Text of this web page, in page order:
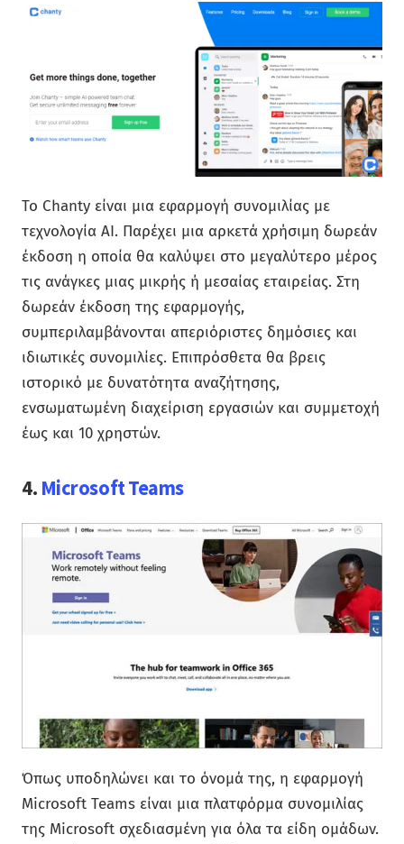
Το Chanty είναι μια εφαρμογή συνομιλίας με
τεχνολογία AI. Παρέχει μια αρκετά χρήσιμη δωρεάν
έκδοση η οποία θα καλύψει στο μεγαλύτερο μέρος
τις ανάγκες μιας μικρής ή μεσαίας εταιρείας. Στη
δωρεάν έκδοση της εφαρμογής,
συμπεριλαμβάνονται απεριόριστες δημόσιες και
ιδιωτικές συνομιλίες. Επιπρόσθετα θα βρεις
ιστορικό με δυνατότητα αναζήτησης,
ενσωματωμένη διαχείριση εργασιών και συμμετοχή
έως και 10 χρηστών.
4. Microsoft Teams
Όπως υποδηλώνει και το όνομά της, η εφαρμογή
Microsoft Teams είναι μια πλατφόρμα συνομιλίας
της Microsoft σχεδιασμένη για όλα τα είδη ομάδων.